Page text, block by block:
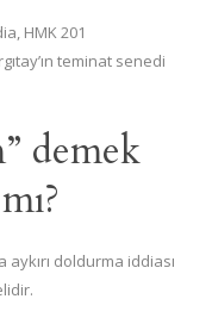
HMK 201
teminat senedi
demek
aykırı doldurma iddiası